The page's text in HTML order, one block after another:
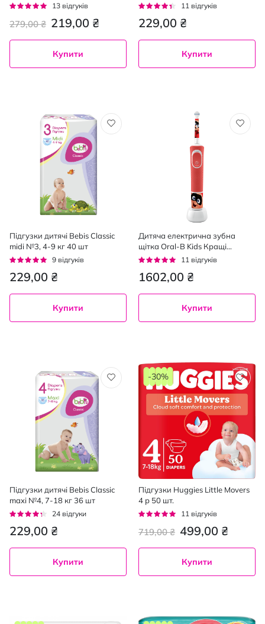
Рейтинг:
13 відгуків
219,00 ₴
279,00 ₴
Купити
Рейтинг:
11 відгуків
229,00 ₴
Купити
Підгузки дитячі Bebis Classic
midi №3, 4-9 кг 40 шт
Рейтинг:
9 відгуків
229,00 ₴
Купити
Дитяча електрична зубна
щітка Oral-B Kids Кращі
мультфільми Pixar 3+
Рейтинг:
11 відгуків
1602,00 ₴
Купити
Підгузки дитячі Bebis Classic
maxi №4, 7-18 кг 36 шт
Рейтинг:
24 відгуки
229,00 ₴
Купити
Підгузки Huggies Little Movers
4 р 50 шт.
Рейтинг:
11 відгуків
499,00 ₴
719,00 ₴
-30%
Купити